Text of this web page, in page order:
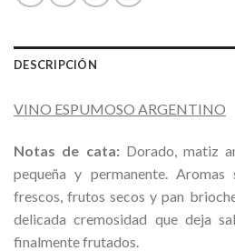
DESCRIPCIÓN
VINO ESPUMOSO ARGENTINO
Notas de cata:Dorado, matiz
pequeña y permanente.
frescos, frutos secos y pan
delicada cremosidad que deja
finalmente frutados.